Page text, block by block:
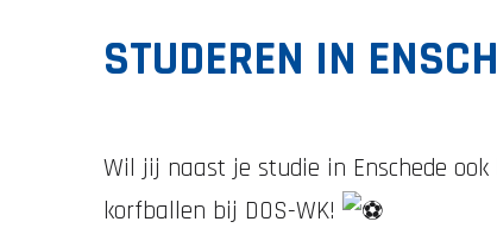
STUDEREN IN
Wil jij naast je studie in Enschede
korfballen bij DOS-WK!